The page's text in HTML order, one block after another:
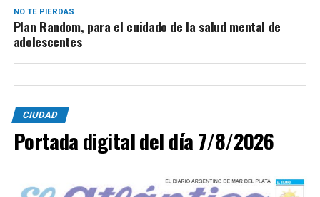
NO TE PIERDAS
Plan Random, para el cuidado de la salud mental de
adolescentes
CIUDAD
Portada digital del día 7/8/2026